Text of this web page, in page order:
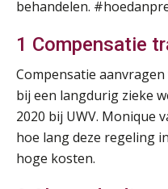
behandelen.
1 Compensatie
Compensatie
bij een langdurig zieke
2020 bij UWV. Monique
hoe lang deze regeling
hoge kosten.